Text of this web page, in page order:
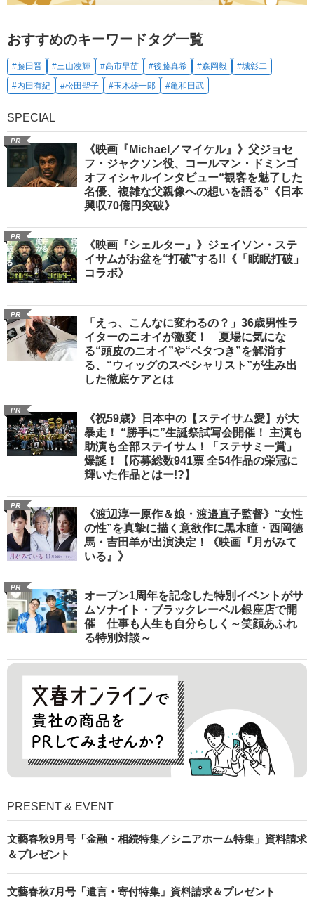
おすすめのキーワードタグ一覧
#藤田晋 #三山凌輝 #高市早苗 #後藤真希 #森岡毅
#城彰二
#内田有紀
#松田聖子 #玉木雄一郎 #亀和田武
SPECIAL
PR
《映画『Michael／マイケル』》父ジョセ
フ・ジャクソン役、コールマン・ドミンゴ
オフィシャルインタビュー“観客を魅了した
名優、複雑な父親像への想いを語る”《日本
興収70億円突破》
PR
《映画『シェルター』》ジェイソン・ステ
イサムがお盆を“打破”する!!《「眠眠打破」
コラボ》
PR
「えっ、こんなに変わるの？」36歳男性ラ
イターのニオイが激変！ 夏場に気にな
る“頭皮のニオイ”や“ベタつき”を解消す
る、“ウィッグのスペシャリスト”が生み出
した徹底ケアとは
PR
《祝59歳》日本中の【ステイサム愛】が大
暴走！ “勝手に”生誕祭試写会開催！ 主演も
助演も全部ステイサム！「ステサミー賞」
爆誕！【応募総数941票 全54作品の栄冠に
輝いた作品とはー!?】
PR
《渡辺淳一原作＆娘・渡邉直子監督》“女性
の性”を真摯に描く意欲作に黒木瞳・西岡德
馬・吉田羊が出演決定！《映画『月がみて
いる』》
PR
オープン1周年を記念した特別イベントがサ
ムソナイト・ブラックレーベル銀座店で開
催 仕事も人生も自分らしく～笑顔あふれ
る特別対談～
PRESENT & EVENT
文藝春秋9月号「金融・相続特集／シニアホーム特集」資料請求
＆プレゼント
文藝春秋7月号「遺言・寄付特集」資料請求＆プレゼント